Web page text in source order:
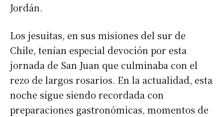
Jordán.
Los jesuitas, en sus misiones del sur de
Chile, tenían especial devoción por esta
jornada de San Juan que culminaba con el
rezo de largos rosarios. En la actualidad, esta
noche sigue siendo recordada con
preparaciones gastronómicas, momentos de